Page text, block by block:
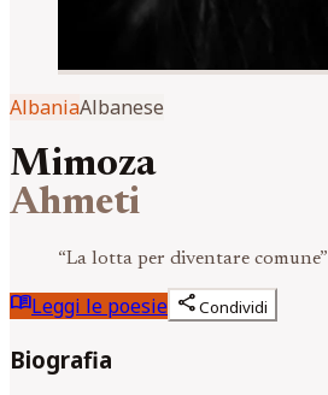
AlbaniaAlbanese
Mimoza
Ahmeti
“La lotta per diventare comune”
menu_bookLeggi le poesie shareCondividi
Biografia